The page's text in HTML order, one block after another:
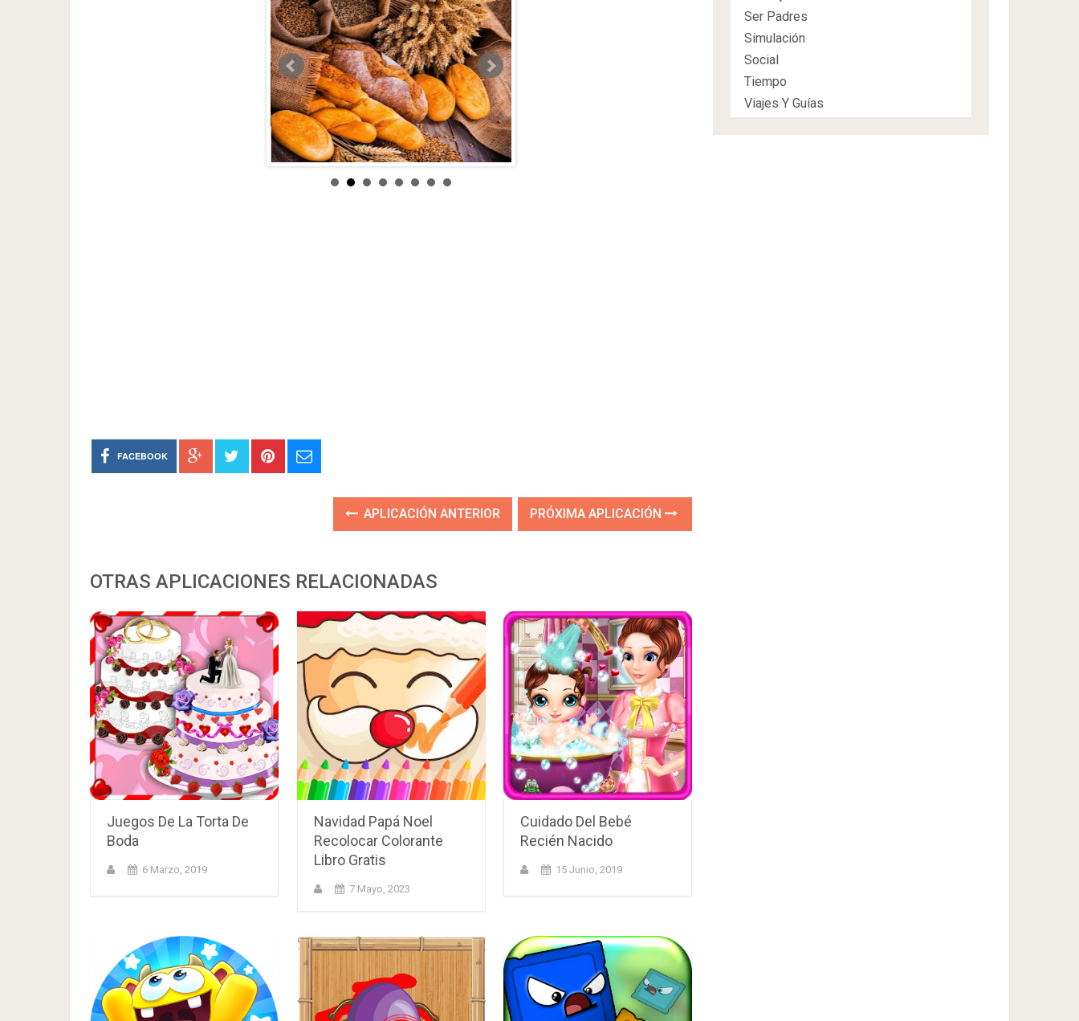
FACEBOOK
APLICACIÓN ANTERIOR PRÓXIMA APLICACIÓN
OTRAS APLICACIONES RELACIONADAS
Juegos De La Torta De
Boda
6 Marzo, 2019
Navidad Papá Noel
Recolocar Colorante
Libro Gratis
7 Mayo, 2023
Cuidado Del Bebé
Recién Nacido
15 Junio, 2019
Ser Padres
Simulación
Social
Tiempo
Viajes Y Guías